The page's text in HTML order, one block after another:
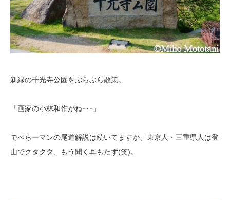
新緑の千光寺公園をぶらぶら散策。
「画家の小林和作がね･･･」
でべらーマンの尾道解説は続いてますが、東京人・三重県人は登
山でクタクタ、もう聞く耳もたず(笑)。